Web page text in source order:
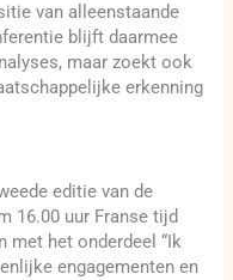
van alleenstaande
blijft daarmee
maar zoekt ook
erkenning
editie van de
16.00 uur Franse tijd
met het onderdeel “Ik
engagementen en